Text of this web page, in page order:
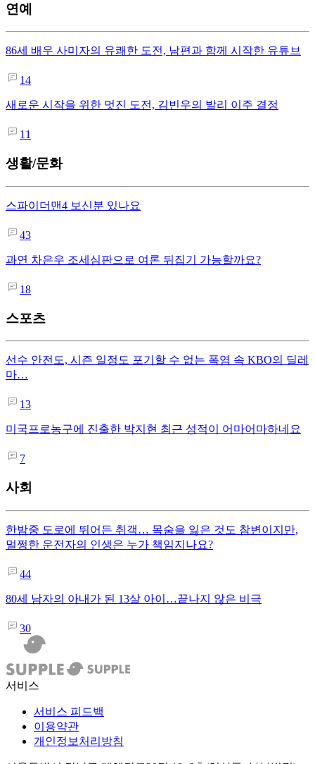
연예
86세 배우 사미자의 유쾌한 도전, 남편과 함께 시작한 유튜브
14
새로운 시작을 위한 멋진 도전, 김빈우의 발리 이주 결정
11
생활/문화
스파이더맨4 보신분 있나요
43
과연 차은우 조세심판으로 여론 뒤집기 가능할까요?
18
스포츠
선수 안전도, 시즌 일정도 포기할 수 없는 폭염 속 KBO의 딜레
마…
13
미국프로농구에 진출한 박지현 최근 성적이 어마어마하네요
7
사회
한밤중 도로에 뛰어든 취객… 목숨을 잃은 것도 참변이지만,
멀쩡한 운전자의 인생은 누가 책임지나요?
44
80세 남자의 아내가 된 13살 아이…끝나지 않은 비극
30
서비스
서비스 피드백
이용약관
개인정보처리방침